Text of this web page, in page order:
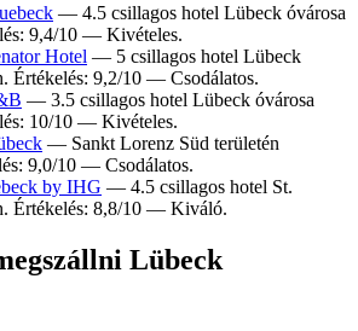
— 4.5 csillagos hotel Lübeck óvárosa
9,4/10 — Kivételes.
Hotel — 5 csillagos hotel Lübeck
Értékelés: 9,2/10 — Csodálatos.
— 3.5 csillagos hotel Lübeck óvárosa
10/10 — Kivételes.
— Sankt Lorenz Süd területén
9,0/10 — Csodálatos.
by IHG — 4.5 csillagos hotel St.
Értékelés: 8,8/10 — Kiváló.
Lübeck